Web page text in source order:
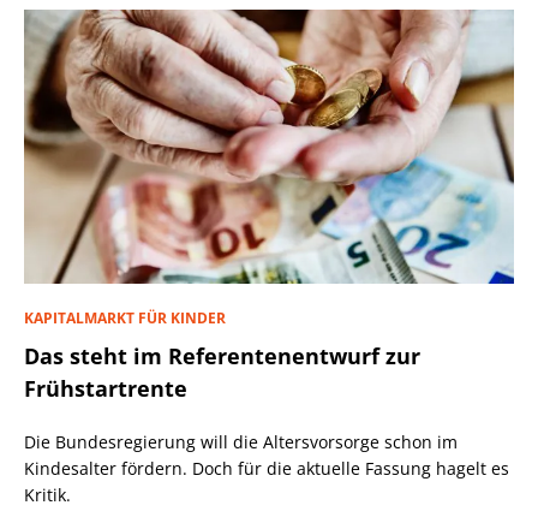
KAPITALMARKT FÜR KINDER
Das steht im Referentenentwurf zur
Frühstartrente
Die Bundesregierung will die Altersvorsorge schon im
Kindesalter fördern. Doch für die aktuelle Fassung hagelt es
Kritik.